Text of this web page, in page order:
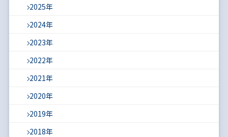
2025年
2024年
2023年
2022年
2021年
2020年
2019年
2018年